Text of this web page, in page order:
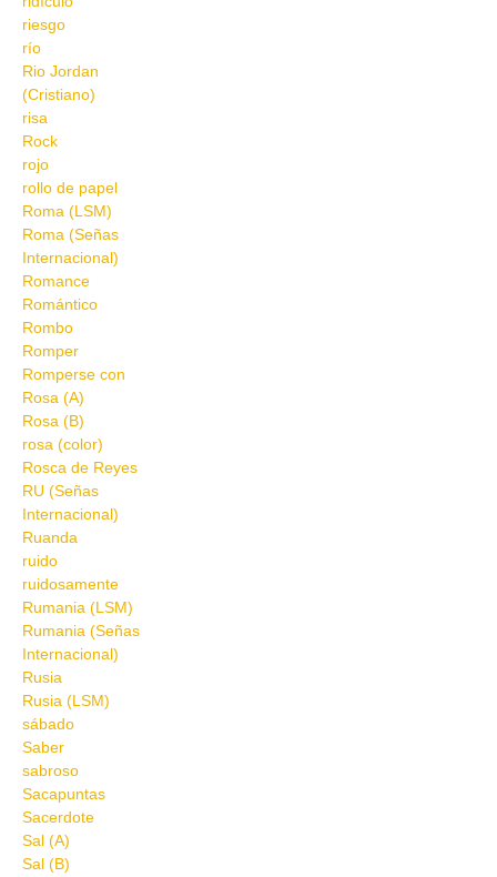
riesgo
río
Rio Jordan
(Cristiano)
risa
Rock
rojo
rollo de papel
Roma (LSM)
Roma (Señas
Internacional)
Romance
Romántico
Rombo
Romper
Romperse con
Rosa (A)
Rosa (B)
rosa (color)
Rosca de Reyes
RU (Señas
Internacional)
Ruanda
ruido
ruidosamente
Rumania (LSM)
Rumania (Señas
Internacional)
Rusia
Rusia (LSM)
sábado
Saber
sabroso
Sacapuntas
Sacerdote
Sal (A)
Sal (B)